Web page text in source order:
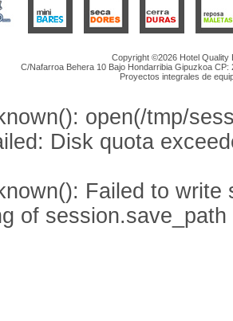
Copyright ©2026 Hotel Quality
C/Nafarroa Behera 10 Bajo Hondarribia Gipuzkoa
Proyectos integrales de
open(/tmp/
Disk quota
Failed to
of